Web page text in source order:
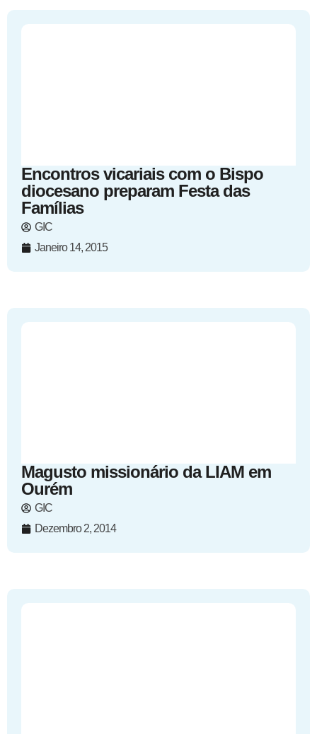
Encontros vicariais com o Bispo
diocesano preparam Festa das
Famílias
GIC
Janeiro 14, 2015
Magusto missionário da LIAM em
Ourém
GIC
Dezembro 2, 2014